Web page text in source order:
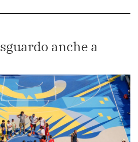
anche a